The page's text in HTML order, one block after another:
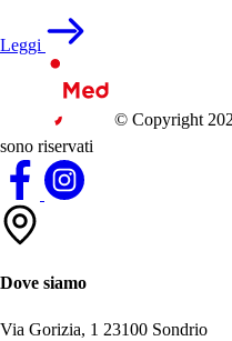
Leggi
© Copyright
sono riservati
Dove siamo
Via Gorizia, 1 23100 Sondrio